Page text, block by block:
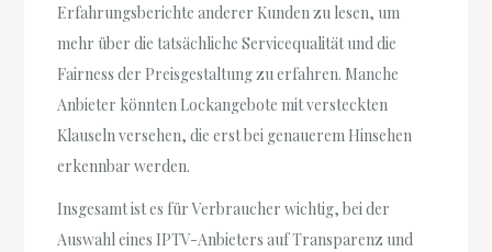
Erfahrungsberichte anderer Kunden zu lesen, um
mehr über die tatsächliche Servicequalität und die
Fairness der Preisgestaltung zu erfahren. Manche
Anbieter könnten Lockangebote mit versteckten
Klauseln versehen, die erst bei genauerem Hinsehen
erkennbar werden.
Insgesamt ist es für Verbraucher wichtig, bei der
Auswahl eines IPTV-Anbieters auf Transparenz und